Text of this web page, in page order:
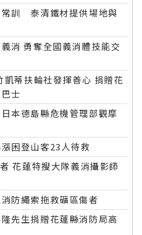
訓 泰清鐵材提供場地與
消 勇奪全國義消體技能交
蒂扶輪社發揮善心 捐贈花
士
本德島縣危機管理部觀摩
困登山客23人待救
花蓮特搜大隊義消攝影師
防繩索拖救礦區傷者
先生捐贈花蓮縣消防局高